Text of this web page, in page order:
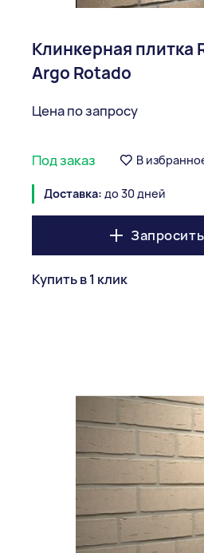
Клинкерная плитка
Argo Rotado
Цена по запросу
Под заказ В
Доставка: до 30 дней
Купить в 1 клик